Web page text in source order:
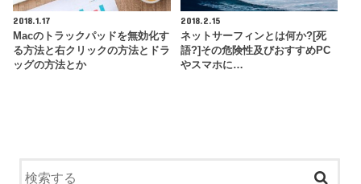
2018.1.17
Macのトラックパッドを無効化す
る方法と右クリックの方法とドラ
ッグの方法とか
2018.2.15
ネットサーフィンとは何か?[死
語?]その危険性及びおすすめPC
やスマホに…